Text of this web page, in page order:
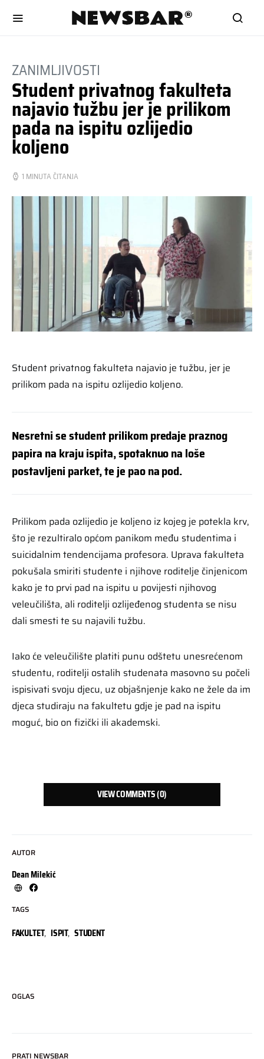
ZANIMLJIVOSTI
Student privatnog fakulteta
najavio tužbu jer je prilikom
pada na ispitu ozlijedio
koljeno
1 MINUTA ČITANJA
AUTOR
Dean Milekić
TAGS
FAKULTET, ISPIT, STUDENT
Student privatnog fakulteta najavio je tužbu, jer je
prilikom pada na ispitu ozlijedio koljeno.
Nesretni se student prilikom predaje praznog
papira na kraju ispita, spotaknuo na loše
postavljeni parket, te je pao na pod.
Prilikom pada ozlijedio je koljeno iz kojeg je potekla krv,
što je rezultiralo općom panikom među studentima i
suicidalnim tendencijama profesora. Uprava fakulteta
pokušala smiriti studente i njihove roditelje činjenicom
kako je to prvi pad na ispitu u povijesti njihovog
veleučilišta, ali roditelji ozlijeđenog studenta se nisu
dali smesti te su najavili tužbu.
Iako će veleučilište platiti punu odštetu unesrećenom
studentu, roditelji ostalih studenata masovno su počeli
ispisivati svoju djecu, uz objašnjenje kako ne žele da im
djeca studiraju na fakultetu gdje je pad na ispitu
moguć, bio on fizički ili akademski.
VIEW COMMENTS (0)
OGLAS
PRATI NEWSBAR